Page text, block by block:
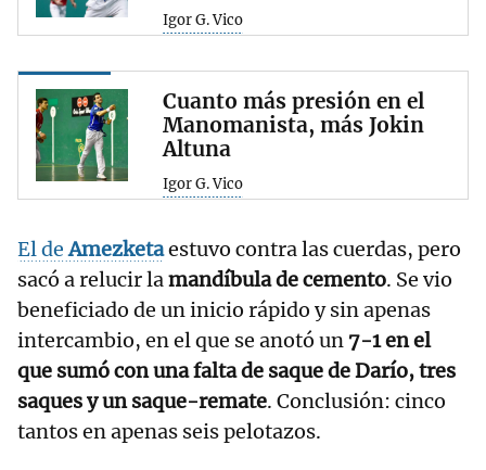
Igor G. Vico
Cuanto más presión en el
Manomanista, más Jokin
Altuna
Igor G. Vico
El deAmezketaestuvo contra las cuerdas, pero
sacó a relucir lamandíbula de cemento. Se vio
beneficiado de un inicio rápido y sin apenas
intercambio, en el que se anotó un 7-1 en el
que sumó con una falta de saque de Darío, tres
saques y un saque-remate. Conclusión: cinco
tantos en apenas seis pelotazos.